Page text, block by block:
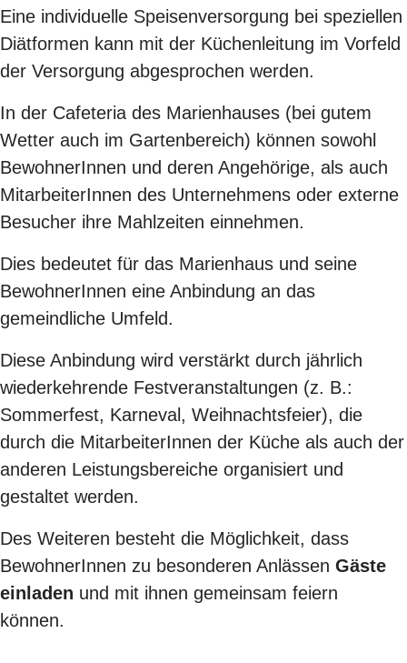
Eine individuelle Speisenversorgung bei speziellen
Diätformen kann mit der Küchenleitung im Vorfeld
der Versorgung abgesprochen werden.
In der Cafeteria des Marienhauses (bei gutem
Wetter auch im Gartenbereich) können sowohl
BewohnerInnen und deren Angehörige, als auch
MitarbeiterInnen des Unternehmens oder externe
Besucher ihre Mahlzeiten einnehmen.
Dies bedeutet für das Marienhaus und seine
BewohnerInnen eine Anbindung an das
gemeindliche Umfeld.
Diese Anbindung wird verstärkt durch jährlich
wiederkehrende Festveranstaltungen (z. B.:
Sommerfest, Karneval, Weihnachtsfeier), die
durch die MitarbeiterInnen der Küche als auch der
anderen Leistungsbereiche organisiert und
gestaltet werden.
Des Weiteren besteht die Möglichkeit, dass
BewohnerInnen zu besonderen Anlässen Gäste
einladen und mit ihnen gemeinsam feiern
können.